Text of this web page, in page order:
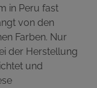
in Peru fast
von den
Farben. Nur
der Herstellung
und